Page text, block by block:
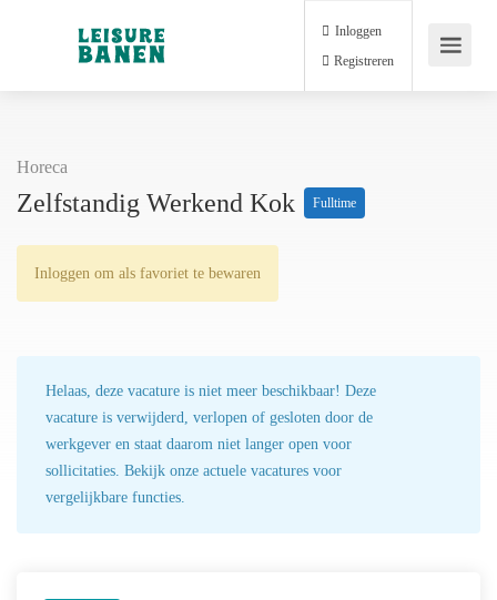
Inloggen
Registreren
Horeca
Zelfstandig Werkend Kok Fulltime
Inloggen om als favoriet te bewaren
Helaas, deze vacature is niet meer beschikbaar! Deze
vacature is verwijderd, verlopen of gesloten door de
werkgever en staat daarom niet langer open voor
sollicitaties. Bekijk onze actuele vacatures voor
vergelijkbare functies.